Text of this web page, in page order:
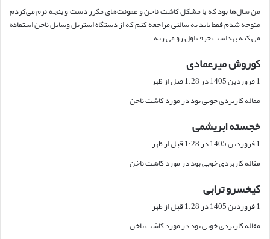
:
من سال‌ها بود که با مشکل کاشت ناخن و عفونت‌های مکرر دست و پنجه نرم می‌کردم
متوجه شدم فقط باید به سالنی مراجعه کنم که از دستگاه استریل وسایل ناخن استفاده
می کنه بهداشت حرف اول رو می زنه.
کوروش میرعمادی
ف
:
1 فروردین 1405 در 1:28 قبل از ظهر
مقاله کاربردی خوبی بود در مورد کاشت ناخن
خجسته ابریشمی
ف
:
1 فروردین 1405 در 1:28 قبل از ظهر
مقاله کاربردی خوبی بود در مورد کاشت ناخن
کیخسرو ترابی
ت
:
1 فروردین 1405 در 1:28 قبل از ظهر
مقاله کاربردی خوبی بود در مورد کاشت ناخن